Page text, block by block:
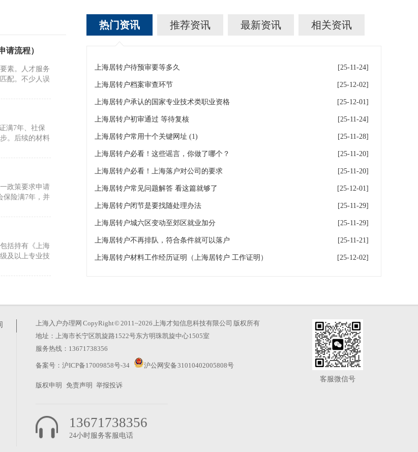
请流程）
素。人才服务
配。不少人误
满7年、社保
。后续的材料
政策要求申请
保险满7年，并
括持有《上海
及以上专业技
（国家一级职
海市居住证持
热门资讯 推荐资讯 最新资讯 相关资讯
上海居转户待预审要等多久 [25-11-24]
上海居转户档案审查环节 [25-12-02]
上海居转户承认的国家专业技术类职业资格 [25-12-01]
上海居转户初审通过 等待复核 [25-11-24]
上海居转户常用十个关键网址 (1) [25-11-28]
上海居转户必看！这些谣言，你做了哪个？ [25-11-20]
上海居转户必看！上海落户对公司的要求 [25-11-20]
上海居转户常见问题解答 看这篇就够了 [25-12-01]
上海居转户闭节是要找随处理办法 [25-11-29]
上海居转户城六区变动至郊区就业加分 [25-11-29]
上海居转户不再排队，符合条件就可以落户 [25-11-21]
上海居转户材料工作经历证明（上海居转户 工作证明） [25-12-02]
上海入户办理网 CopyRight © 2011~2026 上海才知信息科技有限公司 版权所有
地址：上海市长宁区凯旋路1522号东方明珠凯旋中心1505室
服务热线：13671738356
备案号： 沪ICP备17009858号-34 沪公网安备 31010402005808号
版权申明 免责声明 举报投诉
13671738356
24小时服务客服电话
客服微信号